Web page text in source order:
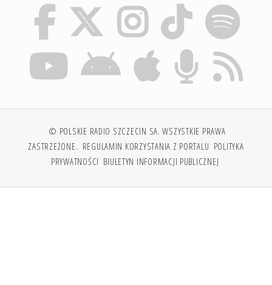
© POLSKIE RADIO SZCZECIN SA. WSZYSTKIE PRAWA
ZASTRZEŻONE. REGULAMIN KORZYSTANIA Z PORTALU POLITYKA
PRYWATNOŚCI BIULETYN INFORMACJI PUBLICZNEJ